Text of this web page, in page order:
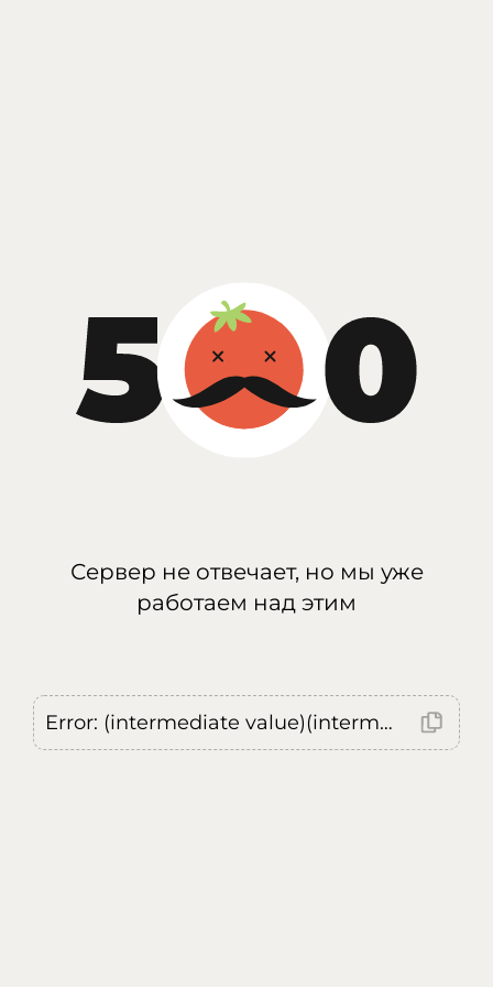
Сервер не отвечает, но мы уже
работаем над этим
Error: (intermediate value)(intermediate value)(intermediate value).replaceAll is not a function